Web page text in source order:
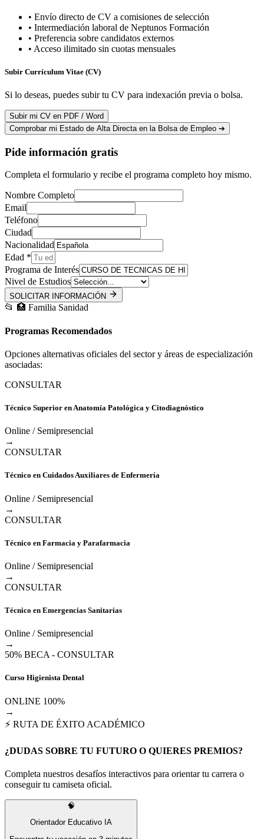
• Envío directo de CV a comisiones de selección
• Intermediación laboral de Neptunos Formación
• Preferencia sobre candidatos externos
• Acceso ilimitado sin cuotas mensuales
Subir Currículum Vitae (CV)
Si lo deseas, puedes subir tu CV para indexación previa o bolsa.
Subir mi CV en PDF / Word
Comprobar mi Estado de Alta Directa en la Bolsa de Empleo ➔
Pide información gratis
Completa el formulario y recibe el programa completo hoy mismo.
Nombre Completo
Email
Teléfono
Ciudad
Nacionalidad
Edad *
Programa de Interés
Nivel de Estudios
SOLICITAR INFORMACIÓN
📂 🏥 Familia Sanidad
Programas Recomendados
Opciones alternativas oficiales del sector y áreas de especialización
asociadas:
CONSULTAR
Técnico Superior en Anatomía Patológica y Citodiagnóstico
Online / Semipresencial
→
CONSULTAR
Técnico en Cuidados Auxiliares de Enfermería
Online / Semipresencial
→
CONSULTAR
Técnico en Farmacia y Parafarmacia
Online / Semipresencial
→
CONSULTAR
Técnico en Emergencias Sanitarias
Online / Semipresencial
→
50% BECA - CONSULTAR
Curso Higienista Dental
ONLINE 100%
→
⚡ RUTA DE ÉXITO ACADÉMICO
¿DUDAS SOBRE TU FUTURO O QUIERES PREMIOS?
Completa nuestros desafíos interactivos para orientar tu carrera o
conseguir tu camiseta oficial.
🧠
Orientador Educativo IA